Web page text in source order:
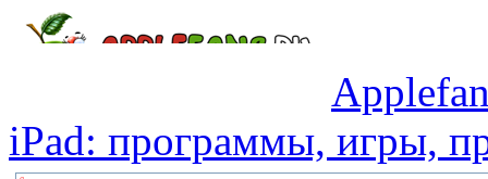
iPad: программы, игры,